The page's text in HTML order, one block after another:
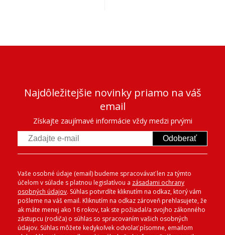
Najdôležitejšie novinky priamo na váš
email
Získajte zaujímavé informácie vždy medzi prvými
Odoberať
Vaše osobné údaje (email) budeme spracovávať len za týmto
účelom v súlade s platnou legislatívou a zásadami ochrany
osobných údajov. Súhlas potvrdíte kliknutím na odkaz, ktorý vám
pošleme na váš email. Kliknutím na odkaz zároveň prehlasujete, že
ak máte menej ako 16 rokov, tak ste požiadal/a svojho zákonného
zástupcu (rodiča) o súhlas so spracovaním vašich osobných
údajov. Súhlas môžete kedykoľvek odvolať písomne, emailom